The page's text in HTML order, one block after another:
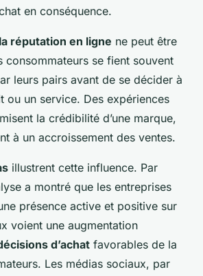
en conséquence.
réputation en ligne ne peut être
consommateurs se fient souvent
leurs pairs avant de se décider à
ou un service. Des expériences
la crédibilité d’une marque,
à un accroissement des ventes.
illustrent cette influence. Par
a montré que les entreprises
présence active et positive sur
voient une augmentation
d’achat favorables de la
Les médias sociaux, par